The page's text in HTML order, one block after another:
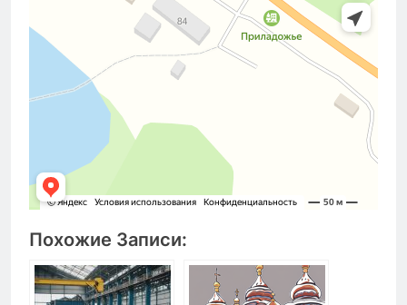
Похожие Записи: